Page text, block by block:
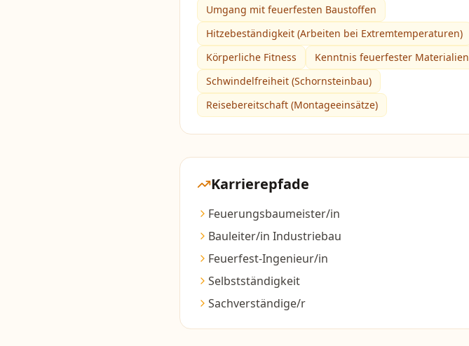
Umgang mit feuerfesten Baustoffen
Hitzebeständigkeit (Arbeiten bei Extremtemperaturen)
Körperliche Fitness
Kenntnis feuerfester Materialien
Schwindelfreiheit (Schornsteinbau)
Reisebereitschaft (Montageeinsätze)
Karrierepfade
Feuerungsbaumeister/in
Bauleiter/in Industriebau
Feuerfest-Ingenieur/in
Selbstständigkeit
Sachverständige/r